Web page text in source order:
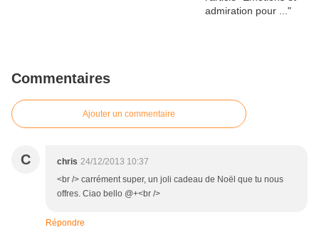
Commentaires
Ajouter un commentaire
C chris 24/12/2013 10:37
<br /> carrément super, un joli cadeau de Noël que tu nous
offres. Ciao bello @+<br />
Répondre